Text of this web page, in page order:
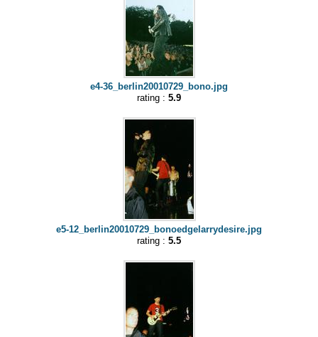
e4-36_berlin20010729_bono.jpg
rating : 5.9
e5-12_berlin20010729_bonoedgelarrydesire.jpg
rating : 5.5